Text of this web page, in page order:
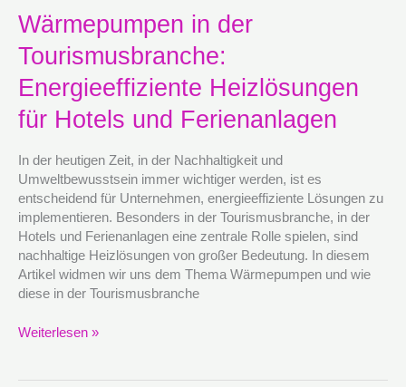
Wärmepumpen in der
Tourismusbranche:
Energieeffiziente Heizlösungen
für Hotels und Ferienanlagen
In der heutigen Zeit, in der Nachhaltigkeit und
Umweltbewusstsein immer wichtiger werden, ist es
entscheidend für Unternehmen, energieeffiziente Lösungen zu
implementieren. Besonders in der Tourismusbranche, in der
Hotels und Ferienanlagen eine zentrale Rolle spielen, sind
nachhaltige Heizlösungen von großer Bedeutung. In diesem
Artikel widmen wir uns dem Thema Wärmepumpen und wie
diese in der Tourismusbranche
Wärmepumpen
in
der
Energieeffiziente
Heizlösungen
für
und
Ferienanlagen
Weiterlesen »